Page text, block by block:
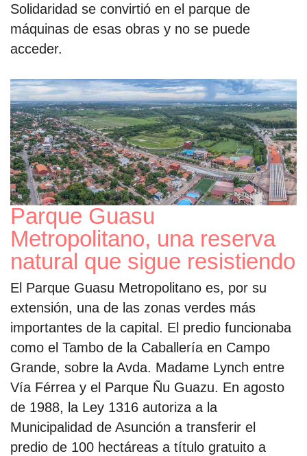
Solidaridad se convirtió en el parque de
máquinas de esas obras y no se puede
acceder.
Parque Guasu
Metropolitano, una reserva
natural que sigue resistiendo
El Parque Guasu Metropolitano es, por su
extensión, una de las zonas verdes más
importantes de la capital. El predio funcionaba
como el Tambo de la Caballería en Campo
Grande, sobre la Avda. Madame Lynch entre
Vía Férrea y el Parque Ñu Guazu. En agosto
de 1988, la Ley 1316 autoriza a la
Municipalidad de Asunción a transferir el
predio de 100 hectáreas a título gratuito a